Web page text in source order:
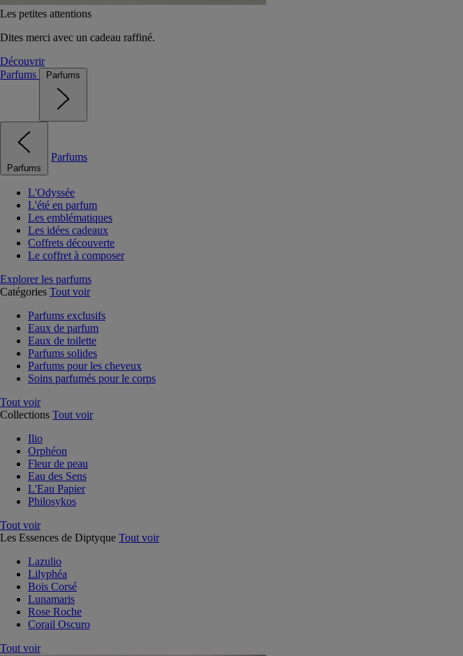
Les petites attentions
Dites merci avec un cadeau raffiné.
Découvrir
Parfums
Parfums
Parfums
Parfums
L'Odyssée
L'été en parfum
Les emblématiques
Les idées cadeaux
Coffrets découverte
Le coffret à composer
Explorer les parfums
Catégories Tout voir
Parfums exclusifs
Eaux de parfum
Eaux de toilette
Parfums solides
Parfums pour les cheveux
Soins parfumés pour le corps
Tout voir
Collections Tout voir
Ilio
Orphéon
Fleur de peau
Eau des Sens
L'Eau Papier
Philosykos
Tout voir
Les Essences de Diptyque Tout voir
Lazulio
Lilyphéa
Bois Corsé
Lunamaris
Rose Roche
Corail Oscuro
Tout voir